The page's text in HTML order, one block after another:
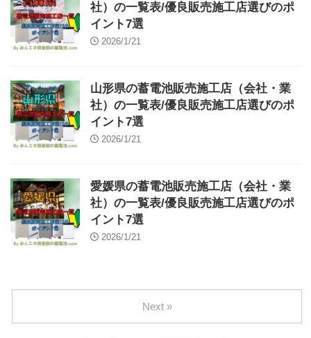
社）の一覧表/優良販売施工店選びのポ
イント7選
2026/1/21
山形県の蓄電池販売施工店（会社・業
社）の一覧表/優良販売施工店選びのポ
イント7選
2026/1/21
愛媛県の蓄電池販売施工店（会社・業
社）の一覧表/優良販売施工店選びのポ
イント7選
2026/1/21
Next »